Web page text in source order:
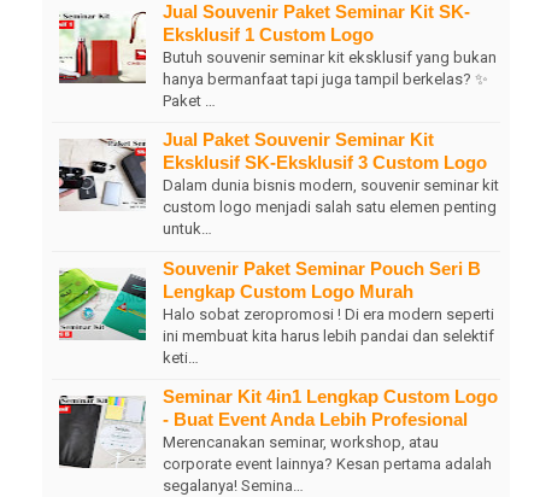
Jual Souvenir Paket Seminar Kit SK-
Eksklusif 1 Custom Logo
Butuh souvenir seminar kit eksklusif yang bukan
hanya bermanfaat tapi juga tampil berkelas? ✨
Paket …
Jual Paket Souvenir Seminar Kit
Eksklusif SK-Eksklusif 3 Custom Logo
Dalam dunia bisnis modern, souvenir seminar kit
custom logo menjadi salah satu elemen penting
untuk…
Souvenir Paket Seminar Pouch Seri B
Lengkap Custom Logo Murah
Halo sobat zeropromosi ! Di era modern seperti
ini membuat kita harus lebih pandai dan selektif
keti…
Seminar Kit 4in1 Lengkap Custom Logo
- Buat Event Anda Lebih Profesional
Merencanakan seminar, workshop, atau
corporate event lainnya? Kesan pertama adalah
segalanya! Semina…